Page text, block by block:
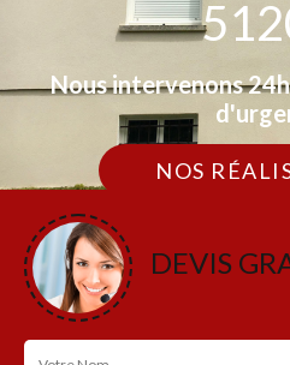
Nous intervenons
NOS
DEVIS